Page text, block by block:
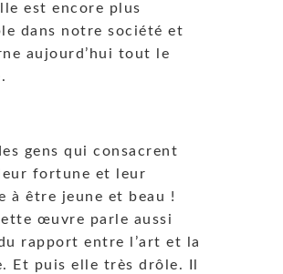
est encore plus
dans notre société et
aujourd’hui tout le
gens qui consacrent
fortune et leur
à être jeune et beau !
œuvre parle aussi
rapport entre l’art et la
Et puis elle très drôle. Il